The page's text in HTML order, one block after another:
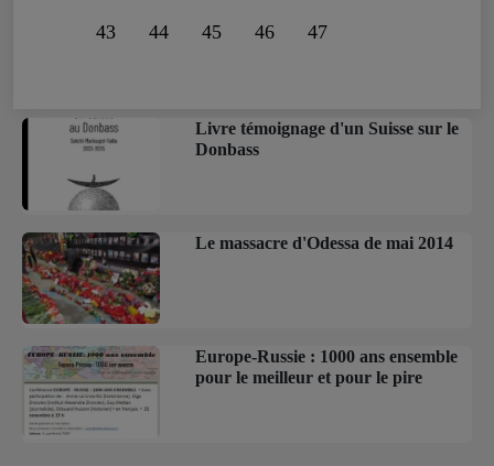
43 44 45 46 47
Livre témoignage d'un Suisse sur le
Donbass
Le massacre d'Odessa de mai 2014
Europe-Russie : 1000 ans ensemble
pour le meilleur et pour le pire